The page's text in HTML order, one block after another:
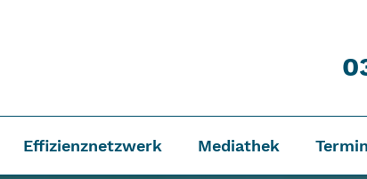
Effizienznetzwerk Mediathek